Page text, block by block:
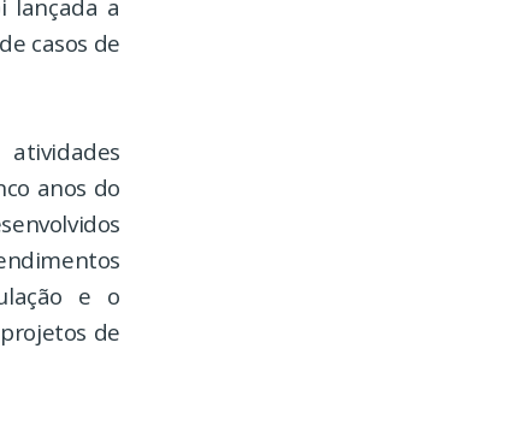
lançada a
casos de
anos do
e o
de